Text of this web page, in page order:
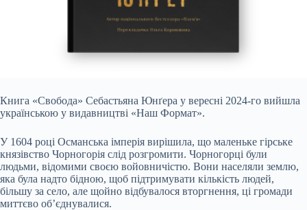
Книга «Свобода» Себастьяна Юнґера у вересні 2024-го вийшла
українською у видавництві «Наш Формат».
У 1604 році Османська імперія вирішила, що маленьке гірське
князівство Чорногорія слід розгромити. Чорногорці були
людьми, відомими своєю войовничістю. Вони населяли землю,
яка була надто бідною, щоб підтримувати кількість людей,
більшу за село, але щойно відбувалося вторгнення, ці громади
миттєво об’єднувалися.